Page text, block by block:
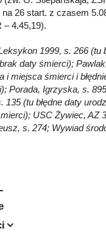
na 26 start. z czasem
– 4.45,19).
1999, s. 266 (tu
daty śmierci);
i miejsca śmierci i
Porada, Igrzyska, s.
135 (tu błędne daty
USC Żywiec, AZ
s. 274; Wywiad